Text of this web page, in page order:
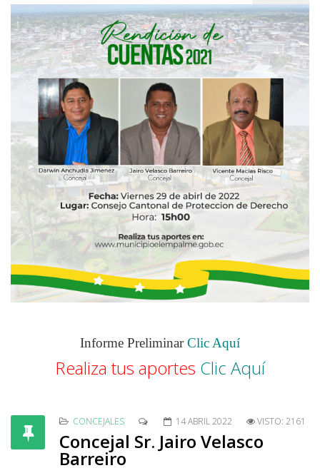
Informe PreliminarClic Aquí
Realiza tus aportes Clic Aquí
CONCEJALES 14 ABRIL 2022 VISTO: 2161
Concejal Sr. Jairo Velasco
Barreiro